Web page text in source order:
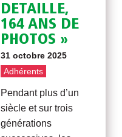
DETAILLE,
164 ANS DE
PHOTOS »
31 octobre 2025
Adhérents
Pendant plus d’un
siècle et sur trois
générations